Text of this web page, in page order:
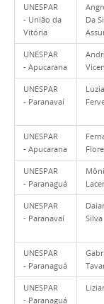
UNESPAR
- União da
Vitória
Da
UNESPAR
- Apucarana
UNESPAR
- Paranavaí
UNESPAR
- Apucarana
UNESPAR
- Paranaguá
UNESPAR
- Paranavaí
Silva
UNESPAR
- Paranaguá
UNESPAR
- Paranaguá